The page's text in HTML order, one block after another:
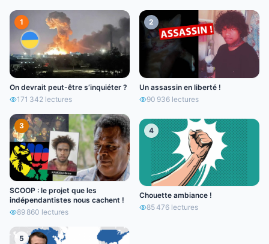
1
On devrait peut-être s’inquiéter ?
171 342 lectures
2
Un assassin en liberté !
90 936 lectures
3
SCOOP : le projet que les
indépendantistes nous cachent !
89 860 lectures
4
Chouette ambiance !
85 476 lectures
5